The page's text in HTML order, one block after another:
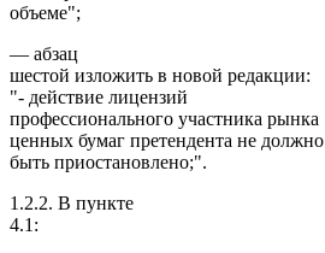
объеме";
— абзац
шестой изложить в новой редакции:
"- действие лицензий
профессионального участника рынка
ценных бумаг претендента не должно
быть приостановлено;".
1.2.2. В пункте
4.1: